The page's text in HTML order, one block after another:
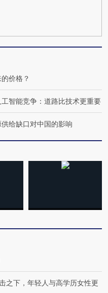
度Z世代 用街头抗争将教
育部长拱下台
飞地休达
有意思的生活方式·第三对
价格？
智能竞争：道路比技术更重要
给缺口对中国的影响
之下，年轻人与高学历女性更